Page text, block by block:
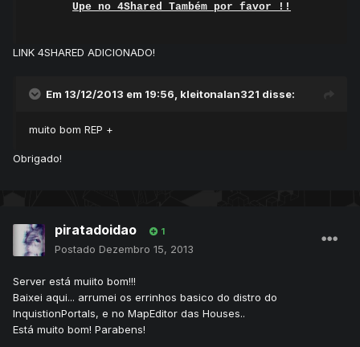
Upe no 4Shared Também por favor !!
LINK 4SHARED ADICIONADO!
Em 13/12/2013 em 19:56, kleitonalan321 disse:
muito bom REP +
Obrigado!
piratadoidao 1
Postado Dezembro 15, 2013
Server está muiito bom!!!
Baixei aqui... arrumei os errinhos basico do distro do
InquistionPortals, e no MapEditor das Houses..
Está muito bom! Parabens!